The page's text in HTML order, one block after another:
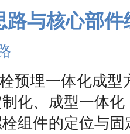
路与核心部件
预埋一体化成
化、成型一体
组件的定位与